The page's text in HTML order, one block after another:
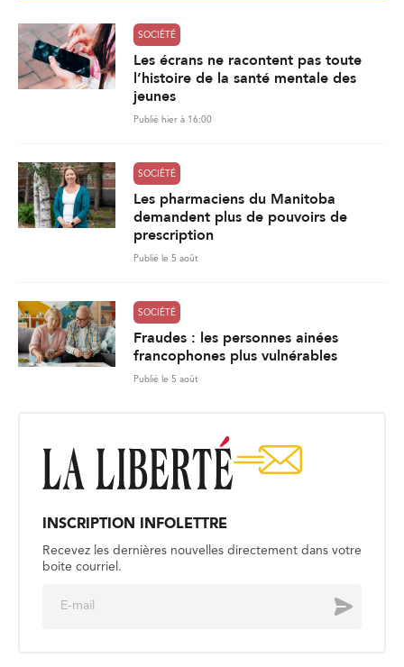
SOCIÉTÉ
Les écrans ne racontent pas toute
l’histoire de la santé mentale des
jeunes
Publié hier à 16:00
SOCIÉTÉ
Les pharmaciens du Manitoba
demandent plus de pouvoirs de
prescription
Publié le 5 août
SOCIÉTÉ
Fraudes : les personnes ainées
francophones plus vulnérables
Publié le 5 août
INSCRIPTION INFOLETTRE
Recevez les dernières nouvelles directement dans votre
boite courriel.
Envoyer